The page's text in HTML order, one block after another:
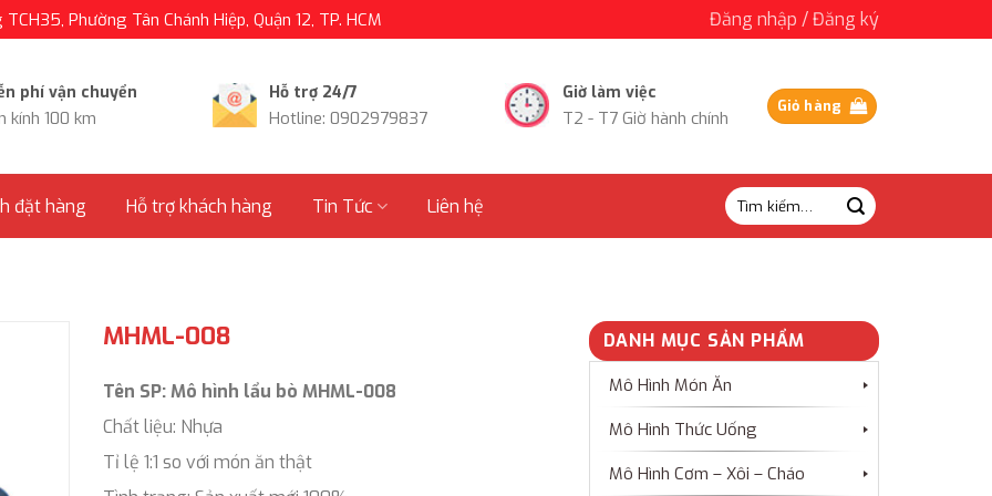
Phường Tân Chánh Hiệp, Quận 12, TP. HCM Đăng nhập / Đăng ký
phí vận chuyển
kính 100 km
Hỗ trợ 24/7
Hotline: 0902979837
Giờ làm việc
T2 - T7 Giờ hành chính
Giỏ hàng
đặt hàng Hỗ trợ khách hàng Tin Tức Liên hệ
Tìm
kiếm:
MHML-008
Tên SP: Mô hình lẩu bò MHML-008
Chất liệu: Nhựa
Tỉ lệ 1:1 so với món ăn thật
DANH MỤC SẢN PHẨM
Mô Hình Món Ăn
Mô Hình Thức Uống
Mô Hình Cơm – Xôi – Cháo